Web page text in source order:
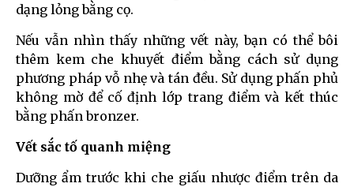
dạng lỏng bằng cọ.
Nếu vẫn nhìn thấy những vết này, bạn có thể bôi
thêm kem che khuyết điểm bằng cách sử dụng
phương pháp vỗ nhẹ và tán đều. Sử dụng phấn phủ
không mờ để cố định lớp trang điểm và kết thúc
bằng phấn bronzer.
Vết sắc tố quanh miệng
Dưỡng ẩm trước khi che giấu nhược điểm trên da